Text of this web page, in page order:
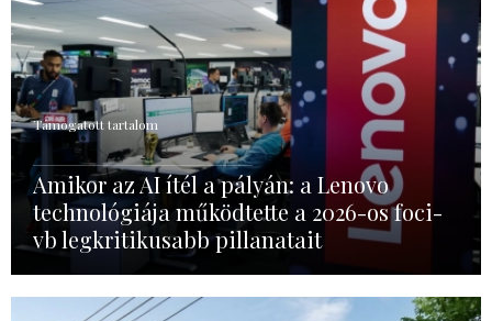
Támogatott tartalom
Amikor az AI ítél a pályán: a Lenovo
technológiája működtette a 2026-os foci-
vb legkritikusabb pillanatait